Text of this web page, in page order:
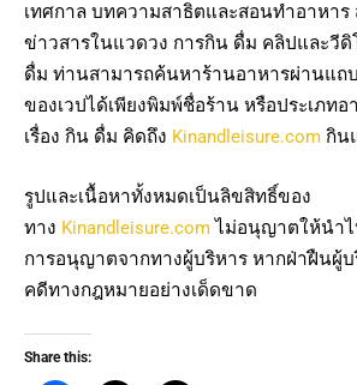
เทศกาล บทความสาธิตและสอนทำอาหาร
ข่าวสารในแวดวง การกิน ดื่ม คลิปและวีดิ
ดื่ม ท่านสามารถค้นหาร้านอาหารผ่านแ
ของเวปได้เพียงพิมพ์ชื่อร้าน หรือประเภท
เรื่อง กิน ดื่ม คิดถึง Kinandleisure.com กิน
รูปและเนื้อหาทั้งหมดเป็นลิขสิทธิ์ของ
ทาง Kinandleisure.comไม่อนุญาตให้นำไ
การอนุญาตจากทางผู้บริหาร หากฝ่าฝืนผู้
คดีทางกฎหมายอย่างเด็ดขาด
Share this: